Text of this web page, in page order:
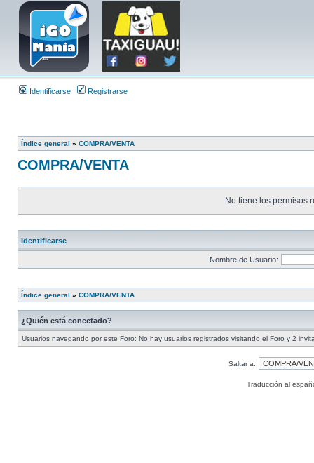
Identificarse Registrarse
Índice general » COMPRA/VENTA
COMPRA/VENTA
No tiene los permisos
Identificarse
Nombre de Usuario:
Índice general » COMPRA/VENTA
¿Quién está conectado?
Usuarios navegando por este Foro: No hay usuarios registrados visitando el Foro y 2
Saltar a:
Traducción al